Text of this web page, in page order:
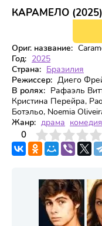
КАРАМЕЛО
Ориг. название:
Год: 2025
Страна: Бразилия
Режиссер: Диего
В ролях: Рафаэль
Кристина Перейра,
Ботэльо, Noemia
Жанр: драма комедия
0
4 6 7 8 9